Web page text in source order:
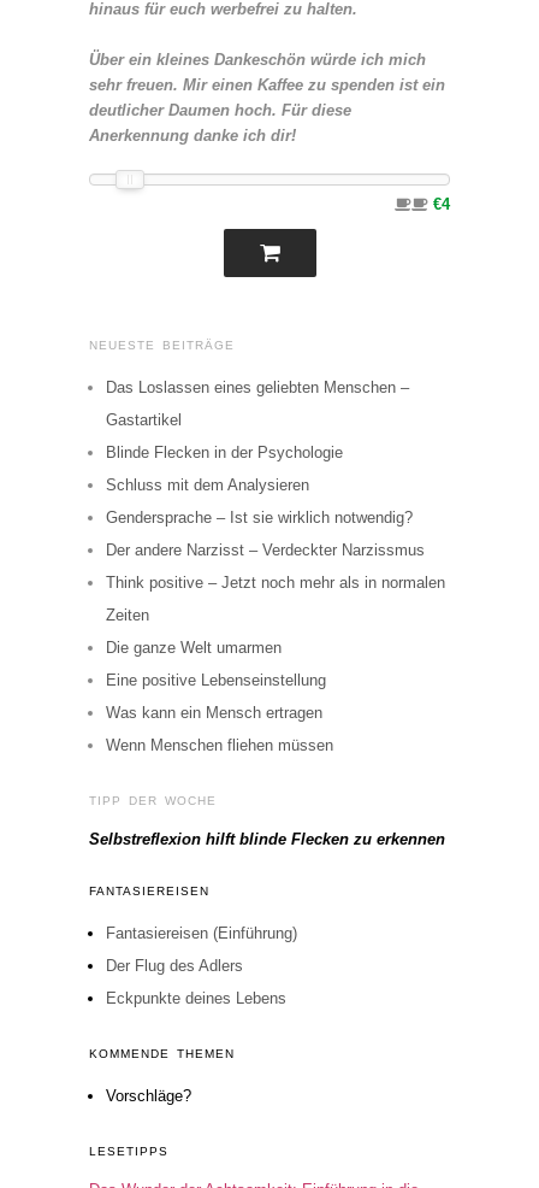
hinaus für euch werbefrei zu halten.
Über ein kleines Dankeschön würde ich mich
sehr freuen. Mir einen Kaffee zu spenden ist ein
deutlicher Daumen hoch. Für diese
Anerkennung danke ich dir!
€4
NEUESTE BEITRÄGE
Das Loslassen eines geliebten Menschen –
Gastartikel
Blinde Flecken in der Psychologie
Schluss mit dem Analysieren
Gendersprache – Ist sie wirklich notwendig?
Der andere Narzisst – Verdeckter Narzissmus
Think positive – Jetzt noch mehr als in normalen
Zeiten
Die ganze Welt umarmen
Eine positive Lebenseinstellung
Was kann ein Mensch ertragen
Wenn Menschen fliehen müssen
TIPP DER WOCHE
Selbstreflexion hilft blinde Flecken zu erkennen
FANTASIEREISEN
Fantasiereisen (Einführung)
Der Flug des Adlers
Eckpunkte deines Lebens
KOMMENDE THEMEN
Vorschläge?
LESETIPPS